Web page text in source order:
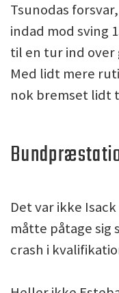
Tsunodas
indad mod sving
til en tur ind over
Med lidt mere
nok bremset lidt
Det var ikke
måtte påtage sig
crash i